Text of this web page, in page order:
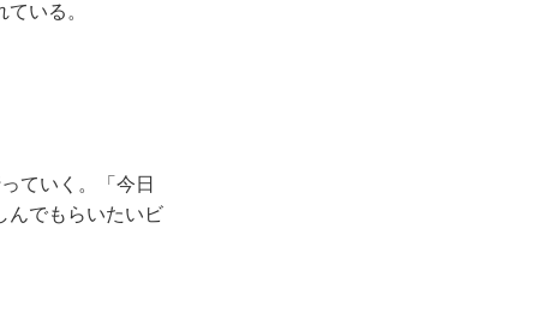
いる。
ていく。「今日
んでもらいたいビ